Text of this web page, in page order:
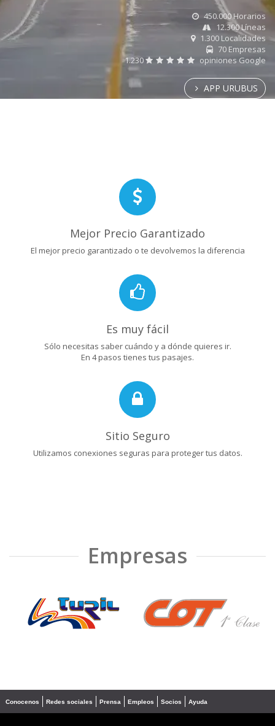
450.000 Horarios
12.300 Líneas
1.300 Localidades
70 Empresas
1.230
opiniones Google
APP URUBUS
Mejor Precio Garantizado
El mejor precio garantizado o te devolvemos la diferencia
Es muy fácil
Sólo necesitas saber cuándo y a dónde quieres ir.
En 4 pasos tienes tus pasajes.
Sitio Seguro
Utilizamos conexiones seguras para proteger tus datos.
Empresas
❮ ❯
Conocenos Redes sociales Prensa Empleos Socios Ayuda